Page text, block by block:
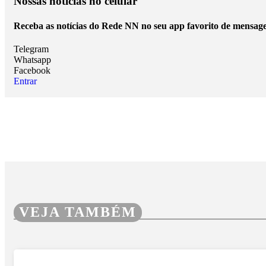
Receba as notícias do Rede NN no seu app favorito de
Telegram
Whatsapp
Facebook
Entrar
VEJA TAMBÉM